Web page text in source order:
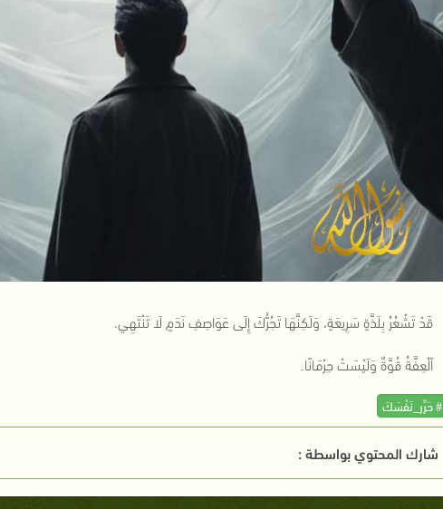
قَدْ تَشْعُرُ بِلَذَّةٍ سَرِيعَةٍ، وَلَكِنَّهَا تَجُرُّكَ إِلَى عَوَاصِفِ نَدَمٍ لَا تَنْتَهِي.
ٱلْعِفَّةُ قُوَّةٌ وَلَيْسَتْ حِرْمَانًا.
# حَرِّر_نَفْسَكَ
شارك المحتوي بواسطة :